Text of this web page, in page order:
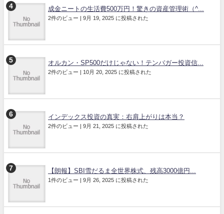
成金ニートの生活費500万円！驚きの資産管理術（^...
2件のビュー | 9月 19, 2025 に投稿された
オルカン・SP500だけじゃない！テンバガー投資信...
2件のビュー | 10月 20, 2025 に投稿された
インデックス投資の真実：右肩上がりは本当？
2件のビュー | 9月 21, 2025 に投稿された
【朗報】SBI雪だるま全世界株式、残高3000億円...
1件のビュー | 9月 26, 2025 に投稿された